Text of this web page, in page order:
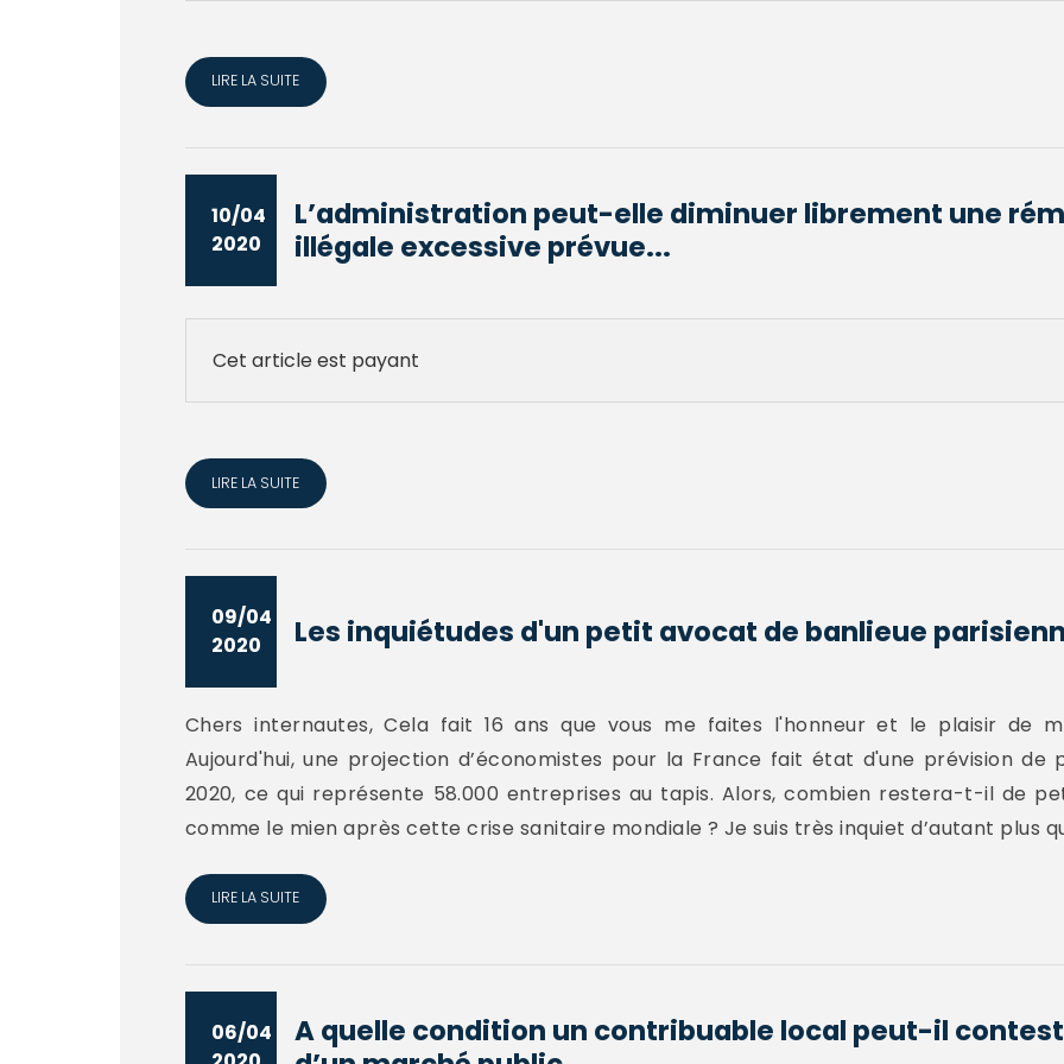
LIRE LA SUITE
10/04
2020
L’administration peut-elle diminuer librement une
illégale excessive prévue...
Cet article est payant
LIRE LA SUITE
09/04
2020
Les inquiétudes d'un petit avocat de banlieue
Chers internautes, Cela fait 16 ans que vous me faites l'honneur et le plaisir de
Aujourd'hui, une projection d’économistes pour la France fait état d'une prévision de
2020, ce qui représente 58.000 entreprises au tapis. Alors, combien restera-t-il de
comme le mien après cette crise sanitaire mondiale ? Je suis très inquiet d’autant plus
LIRE LA SUITE
06/04
A quelle condition un contribuable local peut-il